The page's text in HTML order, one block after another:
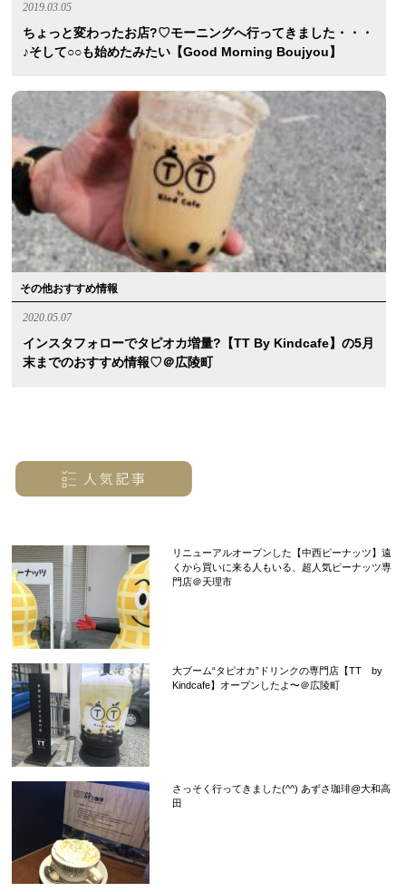
2019.03.05
ちょっと変わったお店?♡モーニングへ行ってきました・・・
♪そして○○も始めたみたい【Good Morning Boujyou】
その他おすすめ情報
2020.05.07
インスタフォローでタピオカ増量?【TT By Kindcafe】の5月
末までのおすすめ情報♡＠広陵町
リニューアルオープンした【中西ピーナッツ】遠
くから買いに来る人もいる、超人気ピーナッツ専
門店＠天理市
大ブーム“タピオカ”ドリンクの専門店【TT by
Kindcafe】オープンしたよ〜＠広陵町
さっそく行ってきました(^^) あずさ珈琲@大和高
田